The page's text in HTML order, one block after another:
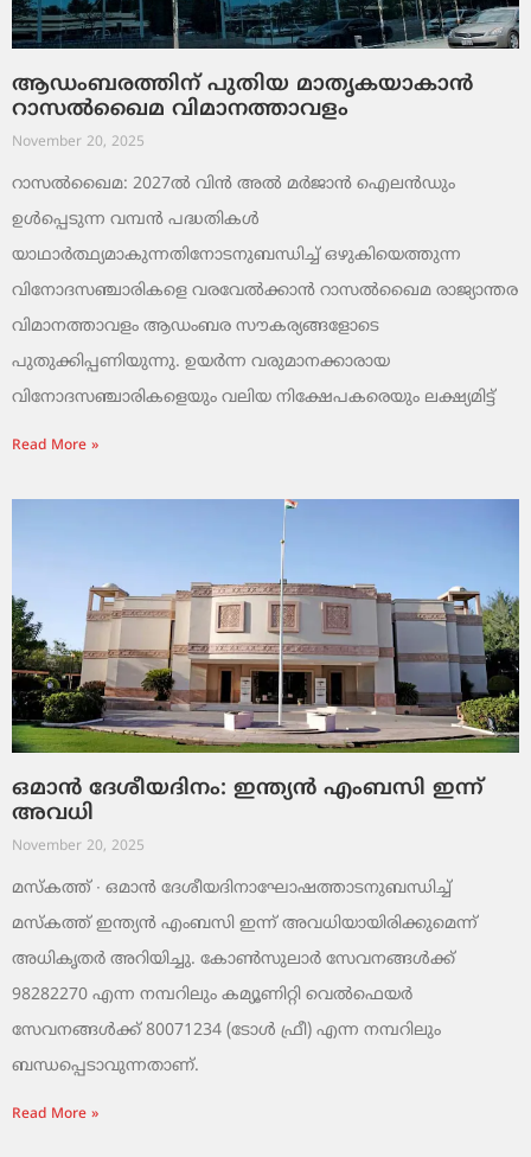
ആഡംബരത്തിന് പുതിയ മാതൃകയാകാൻ
റാസൽഖൈമ വിമാനത്താവളം
November 20, 2025
റാസൽഖൈമ: 2027ൽ വിൻ അൽ മർജാൻ ഐലൻഡും
ഉൾപ്പെടുന്ന വമ്പൻ പദ്ധതികൾ
യാഥാർത്ഥ്യമാകുന്നതിനോടനുബന്ധിച്ച് ഒഴുകിയെത്തുന്ന
വിനോദസഞ്ചാരികളെ വരവേൽക്കാൻ റാസൽഖൈമ രാജ്യാന്തര
വിമാനത്താവളം ആഡംബര സൗകര്യങ്ങളോടെ
പുതുക്കിപ്പണിയുന്നു. ഉയർന്ന വരുമാനക്കാരായ
വിനോദസഞ്ചാരികളെയും വലിയ നിക്ഷേപകരെയും ലക്ഷ്യമിട്ട്
Read More »
ഒമാൻ ദേശീയദിനം: ഇന്ത്യൻ എംബസി ഇന്ന്
അവധി
November 20, 2025
മസ്‌കത്ത് ∙ ഒമാൻ ദേശീയദിനാഘോഷത്താടനുബന്ധിച്ച്
മസ്‌കത്ത് ഇന്ത്യൻ എംബസി ഇന്ന് അവധിയായിരിക്കുമെന്ന്
അധികൃതർ അറിയിച്ചു. കോൺസുലാർ സേവനങ്ങൾക്ക്
98282270 എന്ന നമ്പറിലും കമ്യൂണിറ്റി വെൽഫെയർ
സേവനങ്ങൾക്ക് 80071234 (ടോൾ ഫ്രീ) എന്ന നമ്പറിലും
ബന്ധപ്പെടാവുന്നതാണ്.
Read More »